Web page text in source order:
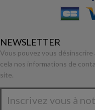
NEWSLETTER
Vous pouvez vous
cela nos informations de
site.